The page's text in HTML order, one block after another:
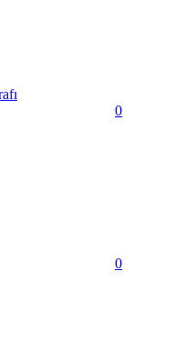
0
0